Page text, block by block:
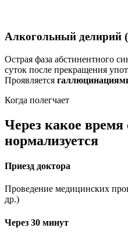
Алкогольный делирий
Острая фаза абстинентного
суток после прекращения
Проявляется
Когда полегчает
Через какое время
нормализуется
Приезд доктора
Проведение медицинских
др.)
Через 30 минут